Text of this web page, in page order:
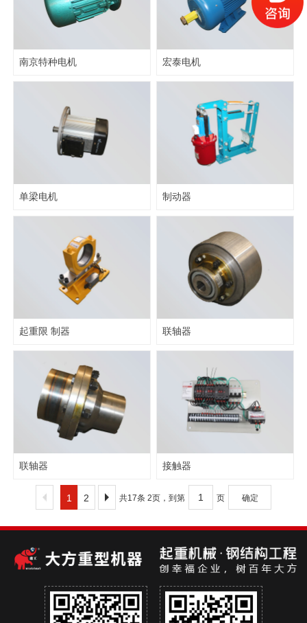
南京特种电机 宏泰电机
单梁电机 制动器
起重限 制器 联轴器
联轴器 接触器
1 2 共17条 2页，到第 页 确定